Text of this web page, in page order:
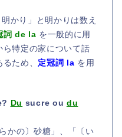
かり」と明かりは数え
詞 de la を一般的に用
ら特定の家について話
ため、 定冠詞 la を用
Du sucre ou du
かの〕砂糖」、「〔い